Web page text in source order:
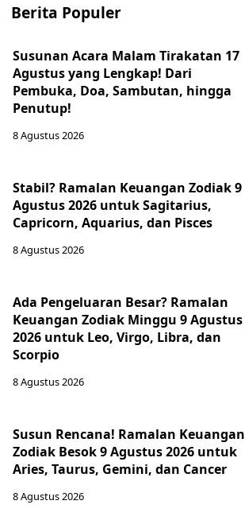
Berita Populer
Susunan Acara Malam Tirakatan 17
Agustus yang Lengkap! Dari
Pembuka, Doa, Sambutan, hingga
Penutup!
8 Agustus 2026
Stabil? Ramalan Keuangan Zodiak 9
Agustus 2026 untuk Sagitarius,
Capricorn, Aquarius, dan Pisces
8 Agustus 2026
Ada Pengeluaran Besar? Ramalan
Keuangan Zodiak Minggu 9 Agustus
2026 untuk Leo, Virgo, Libra, dan
Scorpio
8 Agustus 2026
Susun Rencana! Ramalan Keuangan
Zodiak Besok 9 Agustus 2026 untuk
Aries, Taurus, Gemini, dan Cancer
8 Agustus 2026